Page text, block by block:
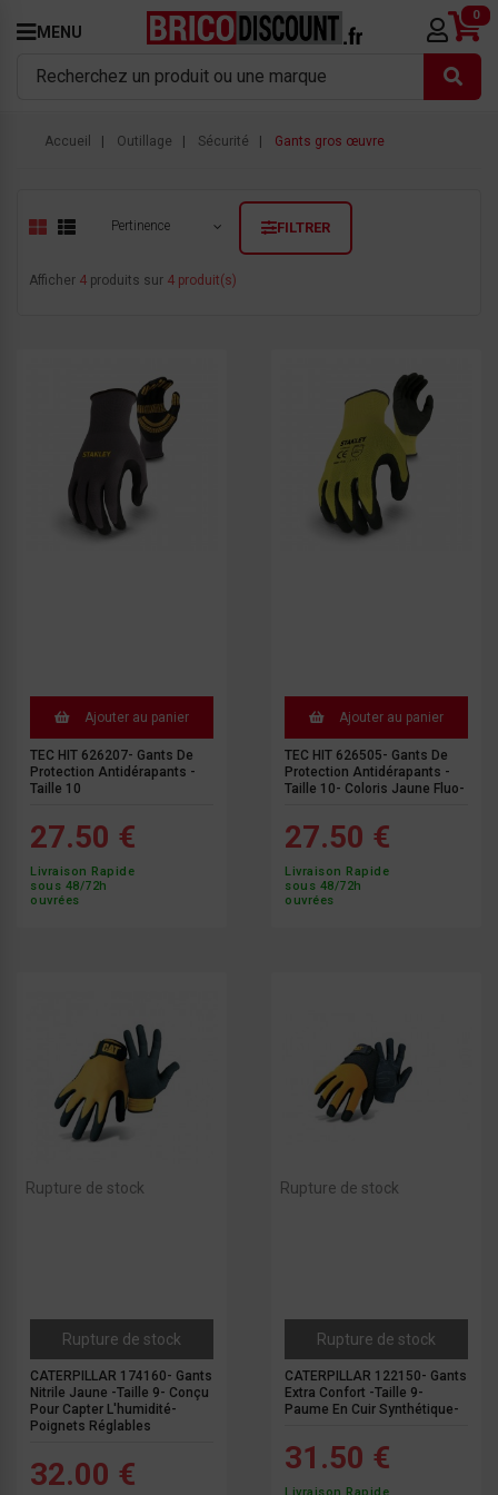
MENU
0
Accueil Outillage Sécurité Gants gros œuvre
Pertinence FILTRER
Afficher 4 produits sur 4 produit(s)
Ajouter au panier
TEC HIT 626207- Gants De
Protection Antidérapants -
Taille 10
27.50 €
Livraison Rapide
sous 48/72h
ouvrées
Ajouter au panier
TEC HIT 626505- Gants De
Protection Antidérapants -
Taille 10- Coloris Jaune Fluo-
27.50 €
Livraison Rapide
sous 48/72h
ouvrées
Rupture de stock
Rupture de stock
CATERPILLAR 174160- Gants
Nitrile Jaune -Taille 9- Conçu
Pour Capter L'humidité-
Poignets Réglables
32.00 €
Rupture de stock
Rupture de stock
CATERPILLAR 122150- Gants
Extra Confort -Taille 9-
Paume En Cuir Synthétique-
31.50 €